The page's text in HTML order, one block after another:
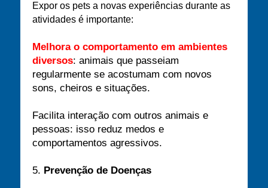
Expor os pets a novas experiências durante as
atividades é importante:
Melhora o comportamento em ambientes
diversos: animais que passeiam
regularmente se acostumam com novos
sons, cheiros e situações.
Facilita interação com outros animais e
pessoas: isso reduz medos e
comportamentos agressivos.
5. Prevenção de Doenças